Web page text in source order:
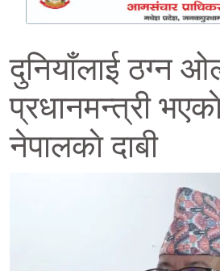
दुनियाँलाई ठग्न
प्रधानमन्त्री
नेपालकाे दाबी